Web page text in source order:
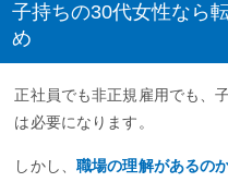
子持ちの30代女性なら
め
正社員でも非正規雇用でも、
は必要になります。
しかし、職場の理解があるの